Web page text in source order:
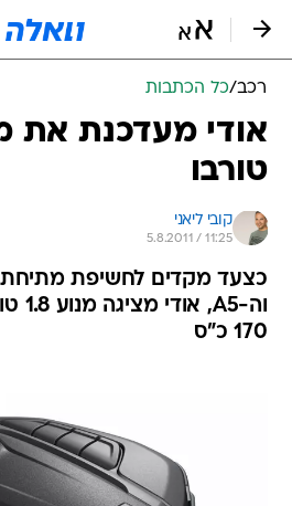
רכב/כל הכתבות
טורבו
קובי ליאני
5.8.2011 / 11:25
170 כ"ס